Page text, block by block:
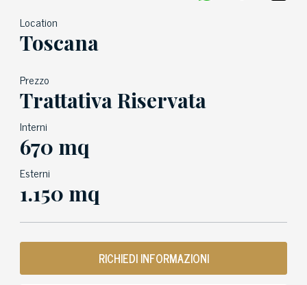
Location
Toscana
Prezzo
Trattativa Riservata
Interni
670 mq
Esterni
1.150 mq
RICHIEDI INFORMAZIONI